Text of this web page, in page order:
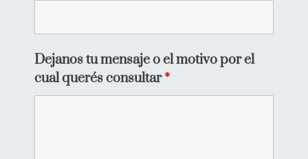
Dejanos tu mensaje o el motivo por el
cual querés consultar*